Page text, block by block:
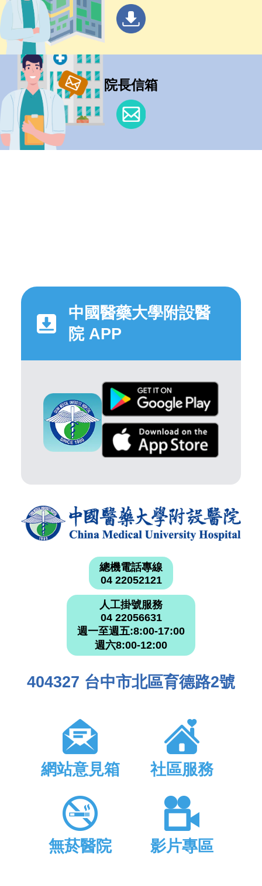
院長信箱
中國醫藥大學附設醫
院 APP
總機電話專線
04 22052121
人工掛號服務
04 22056631
週一至週五:8:00-17:00
週六8:00-12:00
404327 台中市北區育德路2號
網站意見箱 社區服務
無菸醫院 影片專區